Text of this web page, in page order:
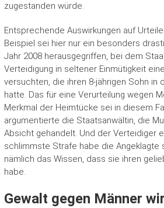
zugestanden würde.
Entsprechende Auswirkungen auf
Beispiel sei hier nur ein besonders
Jahr 2008 herausgegriffen, bei dem
Verteidigung in seltener Einmütigkeit
versuchten, die ihren 8-jährigen Sohn in
hatte. Das für eine Verurteilung wegen
Merkmal der Heimtücke sei in diesem
argumentierte die Staatsanwältin, die
Absicht gehandelt. Und der Verteidiger
schlimmste Strafe habe die Angeklagte
nämlich das Wissen, dass sie ihren
habe.
Gewalt gegen Männer